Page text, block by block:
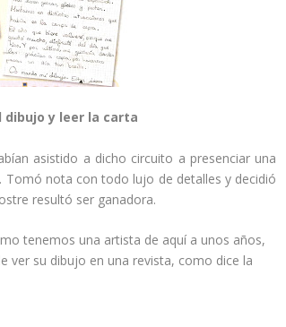
dibujo y leer la carta
asistido a dicho circuito a presenciar una
Tomó nota con todo lujo de detalles y decidió
resultó ser ganadora.
tenemos una artista de aquí a unos años,
ver su dibujo en una revista, como dice la